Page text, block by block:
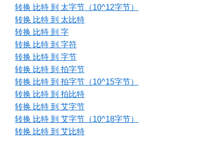
转换 比特 到 太字节（10^12字节）
转换 比特 到 太比特
转换 比特 到 字
转换 比特 到 字符
转换 比特 到 字节
转换 比特 到 拍字节
转换 比特 到 拍字节（10^15字节）
转换 比特 到 拍比特
转换 比特 到 艾字节
转换 比特 到 艾字节（10^18字节）
转换 比特 到 艾比特